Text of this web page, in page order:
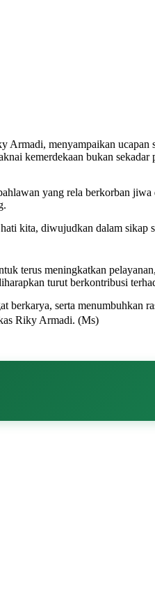
menyampaikan
kemerdekaan bukan sekadar
yang rela berkorban
kita, diwujudkan dalam
terus meningkatkan
turut berkontribusi
serta menumbuhkan
Riky Armadi. (Ms)